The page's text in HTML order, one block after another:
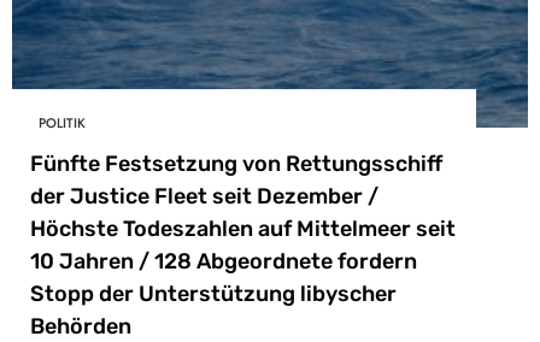
POLITIK
Fünfte Festsetzung von Rettungsschiff
der Justice Fleet seit Dezember /
Höchste Todeszahlen auf Mittelmeer seit
10 Jahren / 128 Abgeordnete fordern
Stopp der Unterstützung libyscher
Behörden